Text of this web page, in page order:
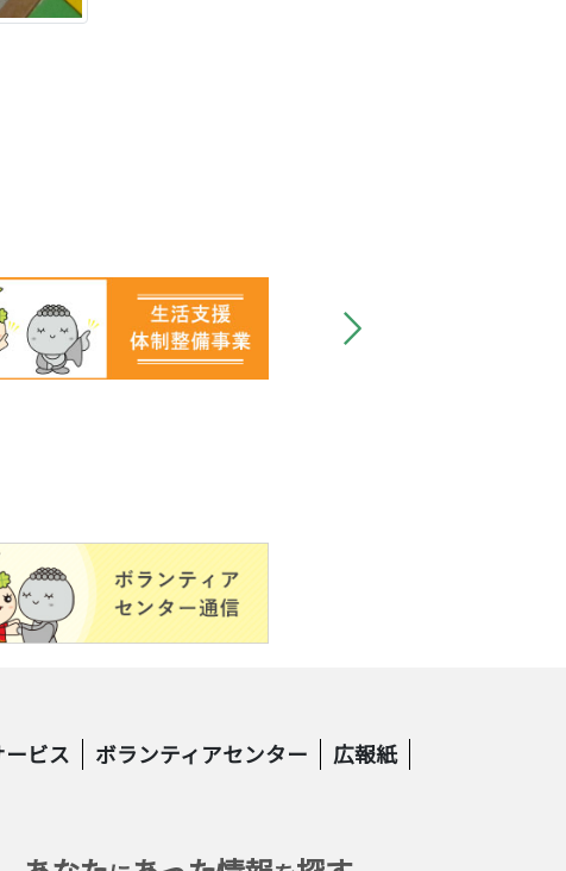
ビス ボランティアセンター
広報紙